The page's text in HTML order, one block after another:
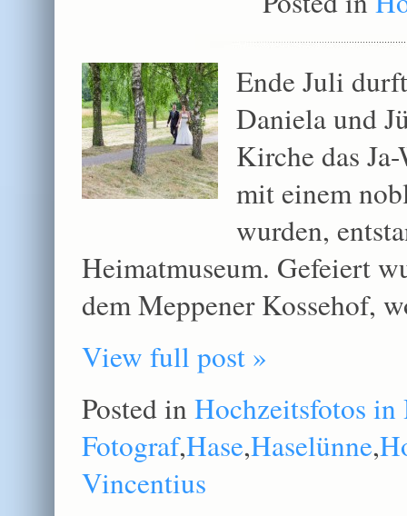
Ende Juli
Daniela und
Kirche das
mit einem
wurden,
Heimatmuseum. Gefeiert
dem Meppener Kossehof,
View full post »
Posted in Hochzeitsfotos in
Fotograf,Hase,Haselünne,
Vincentius